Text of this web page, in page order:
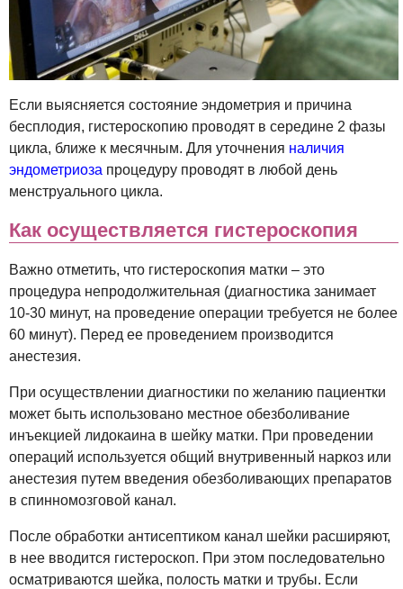
Если выясняется состояние эндометрия и причина
бесплодия, гистероскопию проводят в середине 2 фазы
цикла, ближе к месячным. Для уточнения наличия
эндометриоза процедуру проводят в любой день
менструального цикла.
Как осуществляется гистероскопия
Важно отметить, что гистероскопия матки – это
процедура непродолжительная (диагностика занимает
10-30 минут, на проведение операции требуется не более
60 минут). Перед ее проведением производится
анестезия.
При осуществлении диагностики по желанию пациентки
может быть использовано местное обезболивание
инъекцией лидокаина в шейку матки. При проведении
операций используется общий внутривенный наркоз или
анестезия путем введения обезболивающих препаратов
в спинномозговой канал.
После обработки антисептиком канал шейки расширяют,
в нее вводится гистероскоп. При этом последовательно
осматриваются шейка, полость матки и трубы. Если